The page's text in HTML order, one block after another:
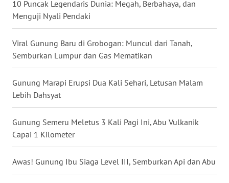
10 Puncak Legendaris Dunia: Megah, Berbahaya, dan
Menguji Nyali Pendaki
Viral Gunung Baru di Grobogan: Muncul dari Tanah,
Semburkan Lumpur dan Gas Mematikan
Gunung Marapi Erupsi Dua Kali Sehari, Letusan Malam
Lebih Dahsyat
Gunung Semeru Meletus 3 Kali Pagi Ini, Abu Vulkanik
Capai 1 Kilometer
Awas! Gunung Ibu Siaga Level III, Semburkan Api dan Abu
WN
DANAU
TOBA
WN
NIAS
WN
LANGKAT
WN
SELATAN